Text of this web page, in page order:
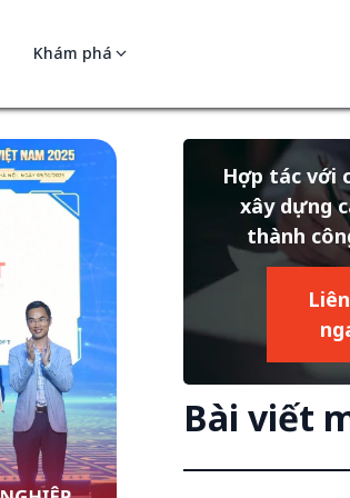
Khám phá
Hợp tác với
xây dựng
thành
Bài viết